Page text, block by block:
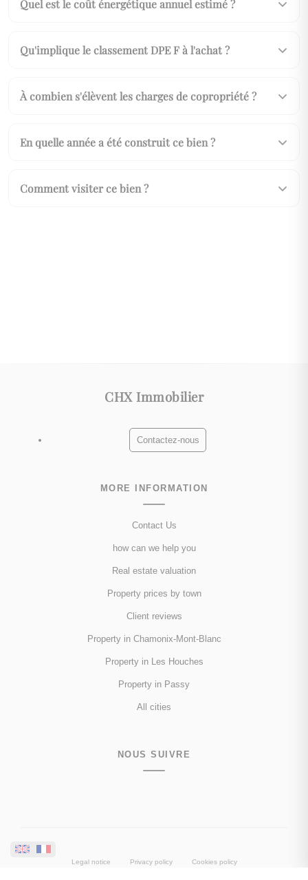
Quel est le coût énergétique annuel estimé ?
Qu'implique le classement DPE F à l'achat ?
À combien s'élèvent les charges de copropriété ?
En quelle année a été construit ce bien ?
Comment visiter ce bien ?
CHX Immobilier
Contactez-nous
MORE INFORMATION
Contact Us
how can we help you
Real estate valuation
Property prices by town
Client reviews
Property in Chamonix-Mont-Blanc
Property in Les Houches
Property in Passy
All cities
NOUS SUIVRE
Legal notice Privacy policy
Cookies policy